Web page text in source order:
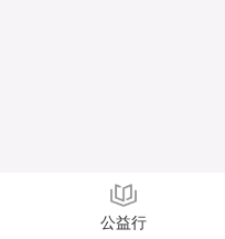
公益行